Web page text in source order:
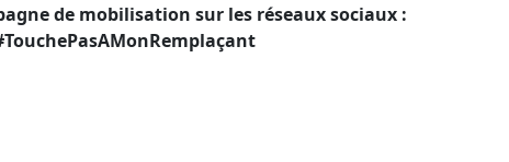
de mobilisation sur les réseaux sociaux :